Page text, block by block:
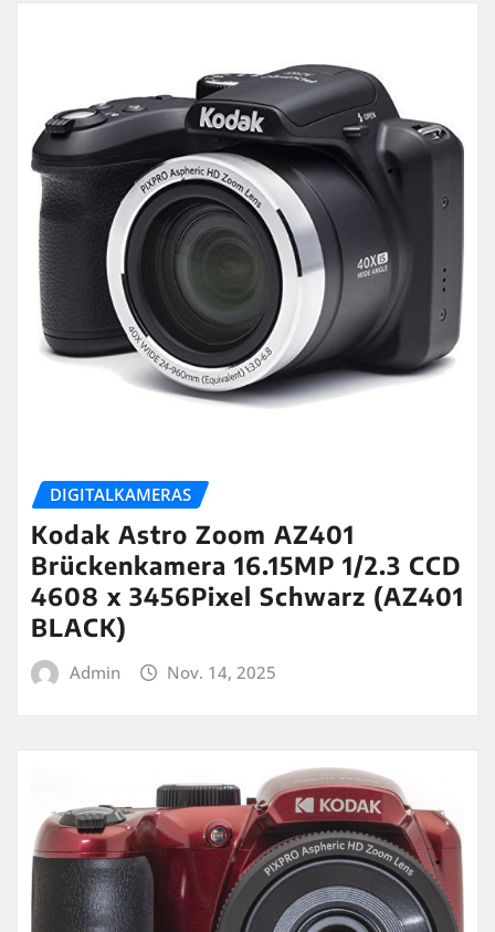
DIGITALKAMERAS
Kodak Astro Zoom AZ401
Brückenkamera 16.15MP 1/2.3 CCD
4608 x 3456Pixel Schwarz (AZ401
BLACK)
Admin Nov. 14, 2025